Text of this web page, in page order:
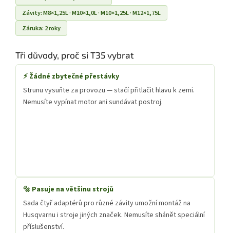
Závity: M8×1,25L · M10×1,0L · M10×1,25L · M12×1,75L
Záruka: 2 roky
Tři důvody, proč si T35 vybrat
⚡ Žádné zbytečné přestávky
Strunu vysuňte za provozu — stačí přitlačit hlavu k zemi.
Nemusíte vypínat motor ani sundávat postroj.
🔩 Pasuje na většinu strojů
Sada čtyř adaptérů pro různé závity umožní montáž na
Husqvarnu i stroje jiných značek. Nemusíte shánět speciální
příslušenství.